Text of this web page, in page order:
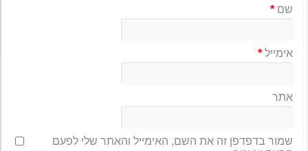
שם*
אימייל*
אתר
שמור בדפדפן זה את השם, האימייל והאתר שלי לפעם